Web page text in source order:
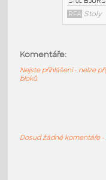
RFA
Komentáře:
Nejste přihlášeni - nelze
bloků
Dosud žádné komentáře